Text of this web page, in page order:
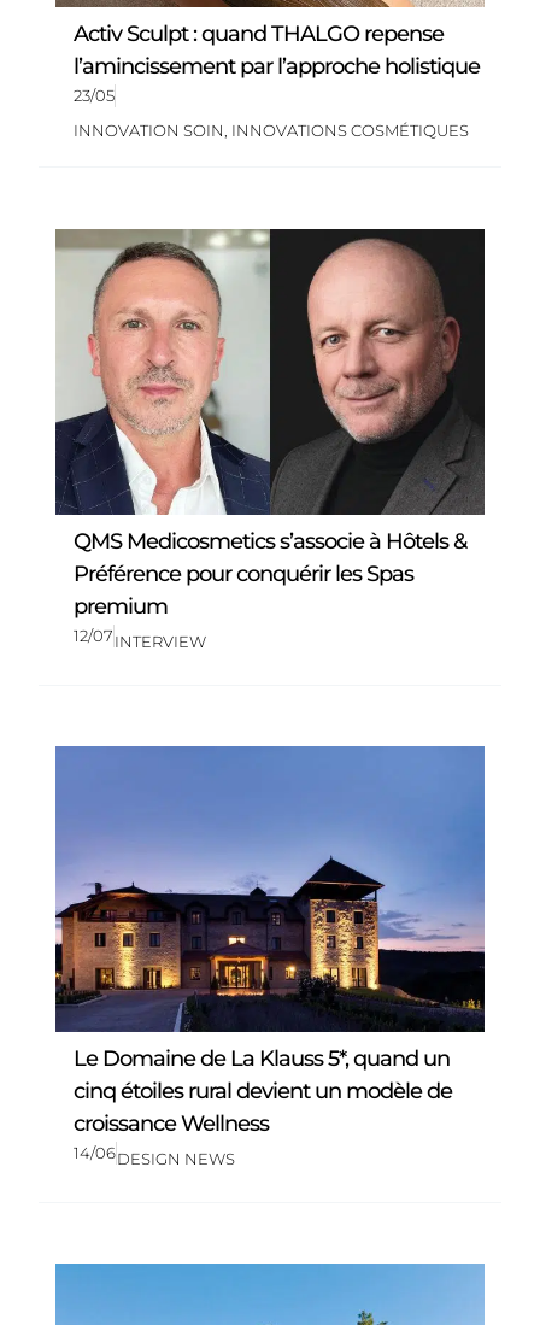
Activ Sculpt : quand THALGO repense
l’amincissement par l’approche holistique
23/05
INNOVATION SOIN INNOVATIONS COSMÉTIQUES
QMS Medicosmetics s’associe à Hôtels &
Préférence pour conquérir les Spas
premium
12/07INTERVIEW
Le Domaine de La Klauss 5*, quand un
cinq étoiles rural devient un modèle de
croissance Wellness
14/06DESIGN NEWS